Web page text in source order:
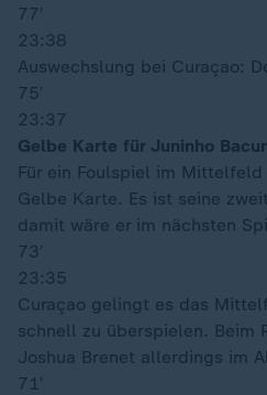
77′
23:38
Auswechslung bei Curaçao:
75′
23:37
Gelbe Karte für Juninho
Für ein Foulspiel im
Gelbe Karte. Es ist seine
damit wäre er im nächsten
73′
23:35
Curaçao gelingt es das
schnell zu überspielen. Beim
Joshua Brenet allerdings im
71′